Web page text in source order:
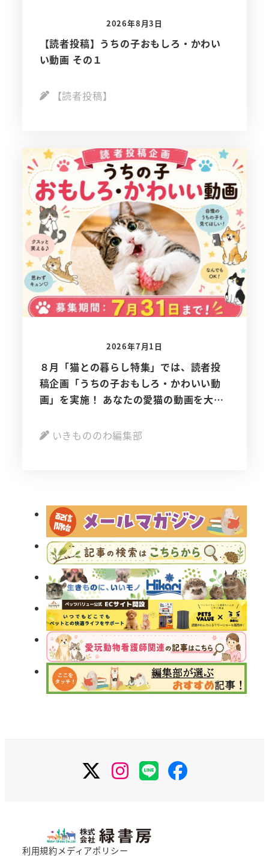
2026年8月3日
【読者投稿】うちの子おもしろ・かわい
い動画 その１
【読者投稿】
2026年7月1日
８月「猫との暮らし特集」では、読者投
稿企画「うちの子おもしろ・かわいい動
画」を実施！ あなたの愛猫の動画を大募
いきもののわ編集部
Instagram
LINE Facebook
利用規約メディアポリシー